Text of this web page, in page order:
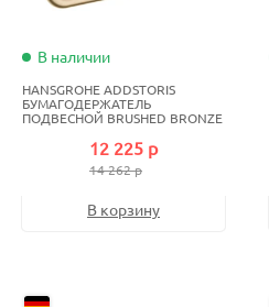
В наличии
HANSGROHE ADDSTORIS
БУМАГОДЕРЖАТЕЛЬ
ПОДВЕСНОЙ BRUSHED BRONZE
12 225 р
14 262 р
В корзину